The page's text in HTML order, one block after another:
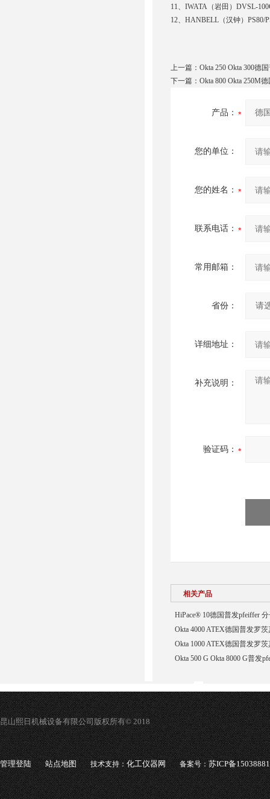
11、IWATA（岩田）DVSL-
12、HANBELL（汉钟）PS80/
上一篇： Okta 250 Okta 300德
下一篇： Okta 800 Okta 250M
产品：
您的单位：
您的姓名：
联系电话：
常用邮箱：
省份：
详细地址：
补充说明：
验证码：
相关产品
HiPace® 10德国普发pfeiffer
Okta 4000 ATEX德国普发罗
Okta 1000 ATEX德国普发罗
Okta 500 G Okta 8000 G普发
昆山熙日机械设备有限公司版权所有© 2018
管理登陆 站点地图 技术支持：化工仪器网 备案号：苏ICP备